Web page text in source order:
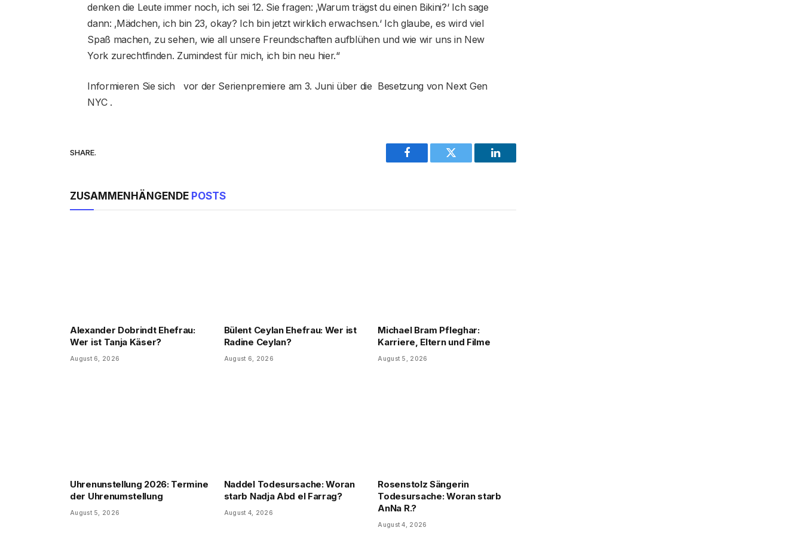
denken die Leute immer noch, ich sei 12. Sie fragen: ‚Warum trägst du einen Bikini?‘ Ich sage
dann: ‚Mädchen, ich bin 23, okay? Ich bin jetzt wirklich erwachsen.‘ Ich glaube, es wird viel
Spaß machen, zu sehen, wie all unsere Freundschaften aufblühen und wie wir uns in New
York zurechtfinden. Zumindest für mich, ich bin neu hier.“
Informieren Sie sich vor der Serienpremiere am 3. Juni über die Besetzung von Next Gen
NYC .
SHARE.
Facebook Twitter LinkedIn
ZUSAMMENHÄNGENDE POSTS
Alexander Dobrindt Ehefrau:
Wer ist Tanja Käser?
August 6, 2026
Bülent Ceylan Ehefrau: Wer ist
Radine Ceylan?
August 6, 2026
Michael Bram Pfleghar:
Karriere, Eltern und Filme
August 5, 2026
Uhrenunstellung 2026: Termine
der Uhrenumstellung
August 5, 2026
Naddel Todesursache: Woran
starb Nadja Abd el Farrag?
August 4, 2026
Rosenstolz Sängerin
Todesursache: Woran starb
AnNa R.?
August 4, 2026